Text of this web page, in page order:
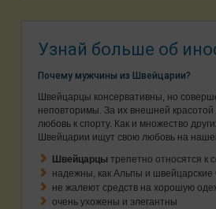
Узнай больше об
Почему мужчины из Швейцарии?
Швейцарцы консервативны, но
неповторимы. За их внешней красотой
любовь к спорту. Как и множество
Швейцарии ищут свою любовь на
Швейцарцы трепетно относятся к
надежны, как Альпы и швейцарские
не жалеют средств на хорошую
очень ухожены и элегантны